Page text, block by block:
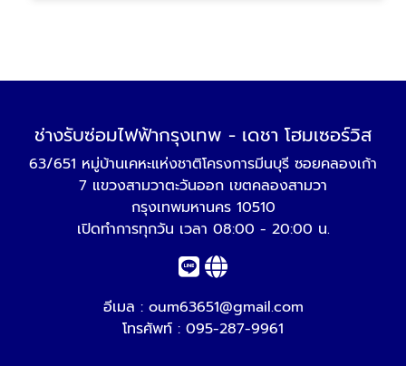
ช่างรับซ่อมไฟฟ้ากรุงเทพ - เดชา โฮมเซอร์วิส
63/651 หมู่บ้านเคหะแห่งชาติโครงการมีนบุรี ซอยคลองเก้า
7 แขวงสามวาตะวันออก เขตคลองสามวา
กรุงเทพมหานคร 10510
เปิดทำการทุกวัน เวลา 08:00 - 20:00 น.
อีเมล : oum63651@gmail.com
โทรศัพท์ : 095-287-9961